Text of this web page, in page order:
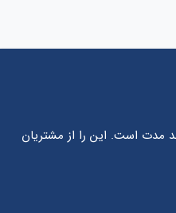
است. این را از مشتریان